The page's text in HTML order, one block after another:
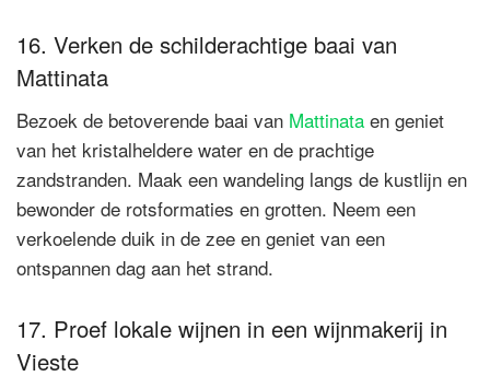
16. Verken de schilderachtige baai van
Mattinata
Bezoek de betoverende baai van Mattinata en geniet
van het kristalheldere water en de prachtige
zandstranden. Maak een wandeling langs de kustlijn en
bewonder de rotsformaties en grotten. Neem een
verkoelende duik in de zee en geniet van een
ontspannen dag aan het strand.
17. Proef lokale wijnen in een wijnmakerij in
Vieste